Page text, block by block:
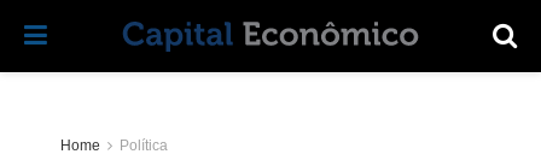
Home Política